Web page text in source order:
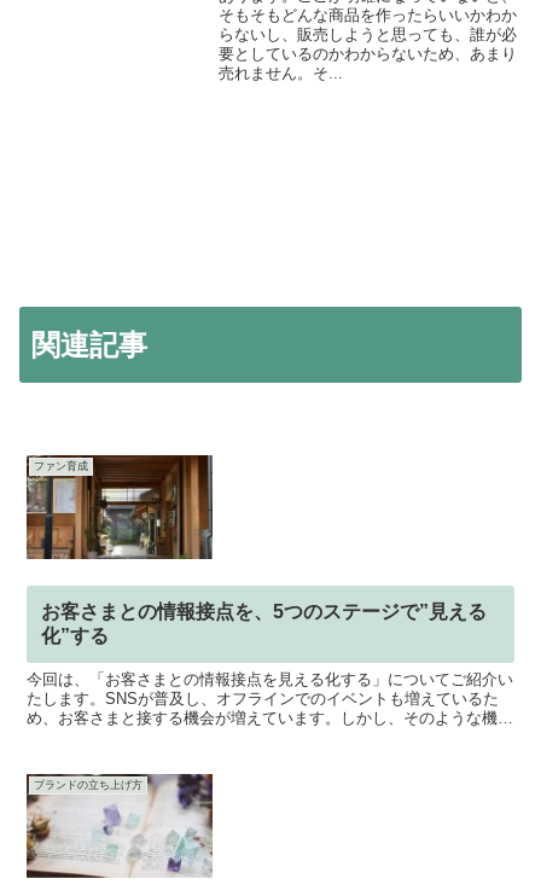
そもそもどんな商品を作ったらいいかわか
らないし、販売しようと思っても、誰が必
要としているのかわからないため、あまり
売れません。そ...
関連記事
ファン育成
お客さまとの情報接点を、5つのステージで”見える
化”する
今回は、「お客さまとの情報接点を見える化する」についてご紹介い
たします。SNSが普及し、オフラインでのイベントも増えているた
め、お客さまと接する機会が増えています。しかし、そのような機会
ブランドの立ち上げ方